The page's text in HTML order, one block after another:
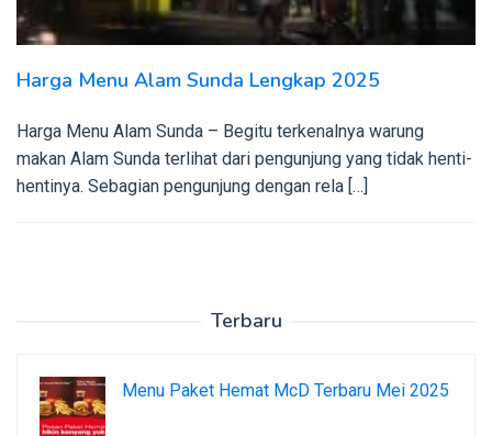
Harga Menu Alam Sunda Lengkap 2025
Harga Menu Alam Sunda – Begitu terkenalnya warung
makan Alam Sunda terlihat dari pengunjung yang tidak henti-
hentinya. Sebagian pengunjung dengan rela […]
Terbaru
Menu Paket Hemat McD Terbaru Mei 2025